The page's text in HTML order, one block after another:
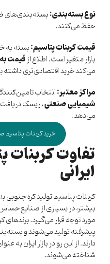
نوع بسته‌بندی:بسته‌بندی‌های
حفظ می‌کنند.
قیمت کربنات پتاسیم:بسته به
بازار متغیر است. اطلاع ازقیمت
می‌کند خرید اقتصادی‌تری داشته
مراکز معتبر:انتخاب
شیمیایی صنعتی، ریسک
می‌دهد.
خرید کربنات
تفاوت کربنات
ایرانی
کربنات پتاسیم تولید کره جنوبی
بیشتر، در بسیاری از صنایع
مورد توجه قرار می‌گیرد. برندهای
پیشرفته تولید می‌شوند و
دارند. از این رو در بازار ایران
شناخته می‌شوند.